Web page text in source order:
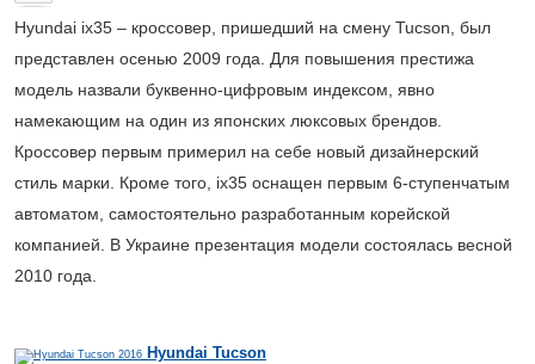
Hyundai ix35 – кроссовер, пришедший на смену Tucson, был
представлен осенью 2009 года. Для повышения престижа
модель назвали буквенно-цифровым индексом, явно
намекающим на один из японских люксовых брендов.
Кроссовер первым примерил на себе новый дизайнерский
стиль марки. Кроме того, ix35 оснащен первым 6-ступенчатым
автоматом, самостоятельно разработанным корейской
компанией. В Украине презентация модели состоялась весной
2010 года.
Hyundai Tucson